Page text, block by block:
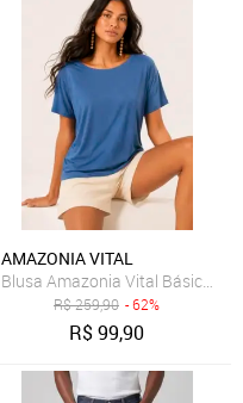
AMAZONIA VITAL
Blusa Amazonia Vital Básica
R$259,90 - 62%
R$99,90